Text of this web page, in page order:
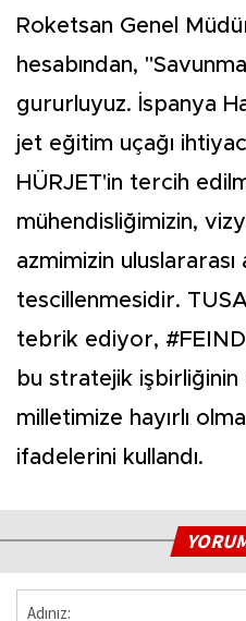
Roketsan Genel
hesabından,
gururluyuz. İspanya
jet eğitim uçağı
HÜRJET'in tercih
mühendisliğimizin,
azmimizin uluslararası
tescillenmesidir.
tebrik ediyor,
bu stratejik işbirliğinin
milletimize hayırlı
ifadelerini kullandı.